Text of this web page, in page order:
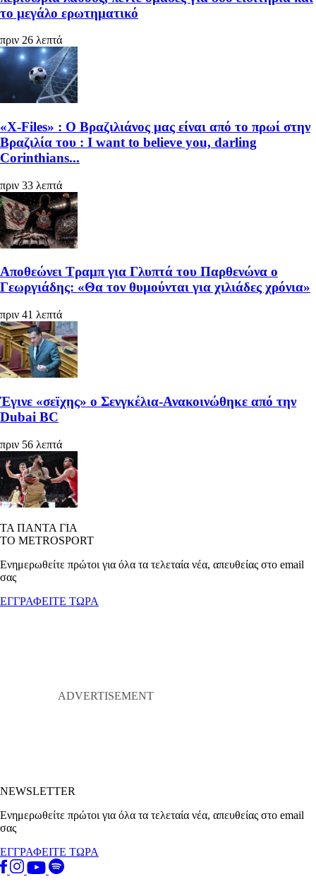
το μεγάλο ερωτηματικό
πριν 26 λεπτά
«X-Files» : Ο Βραζιλιάνος μας είναι από το πρωί στην
Βραζιλία του : I want to believe you, darling
Corinthians...
πριν 33 λεπτά
Αποθεώνει Τραμπ για Γλυπτά του Παρθενώνα ο
Γεωργιάδης: «Θα τον θυμούνται για χιλιάδες χρόνια»
πριν 41 λεπτά
Έγινε «σεϊχης» ο Σενγκέλια-Ανακοινώθηκε από την
Dubai BC
πριν 56 λεπτά
ΤΑ ΠΑΝΤΑ ΓΙΑ
ΤΟ METROSPORT
Ενημερωθείτε πρώτοι για όλα τα τελεταία νέα, απευθείας στο email
σας
ΕΓΓΡΑΦΕΙΤΕ ΤΩΡΑ
NEWSLETTER
Ενημερωθείτε πρώτοι για όλα τα τελεταία νέα, απευθείας στο email
σας
ΕΓΓΡΑΦΕΙΤΕ ΤΩΡΑ